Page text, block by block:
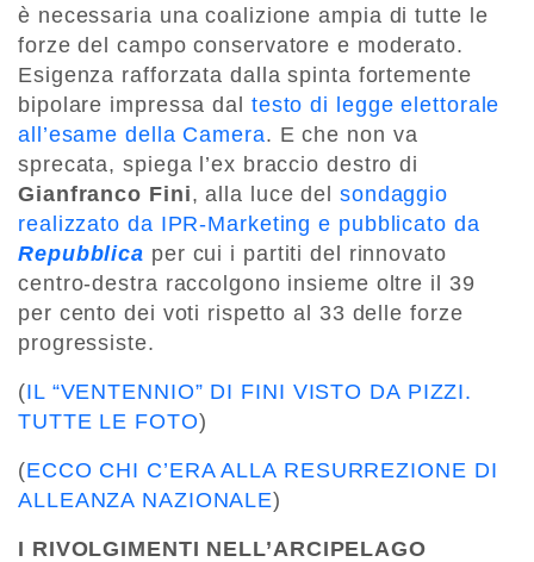
è necessaria una coalizione ampia di tutte le
forze del campo conservatore e moderato.
Esigenza rafforzata dalla spinta fortemente
bipolare impressa dal testo di legge elettorale
all’esame della Camera. E che non va
sprecata, spiega l’ex braccio destro di
Gianfranco Fini, alla luce del sondaggio
realizzato da IPR-Marketing e pubblicato da
Repubblica per cui i partiti del rinnovato
centro-destra raccolgono insieme oltre il 39
per cento dei voti rispetto al 33 delle forze
progressiste.
(IL “VENTENNIO” DI FINI VISTO DA PIZZI.
TUTTE LE FOTO)
(ECCO CHI C’ERA ALLA RESURREZIONE DI
ALLEANZA NAZIONALE)
I RIVOLGIMENTI NELL’ARCIPELAGO